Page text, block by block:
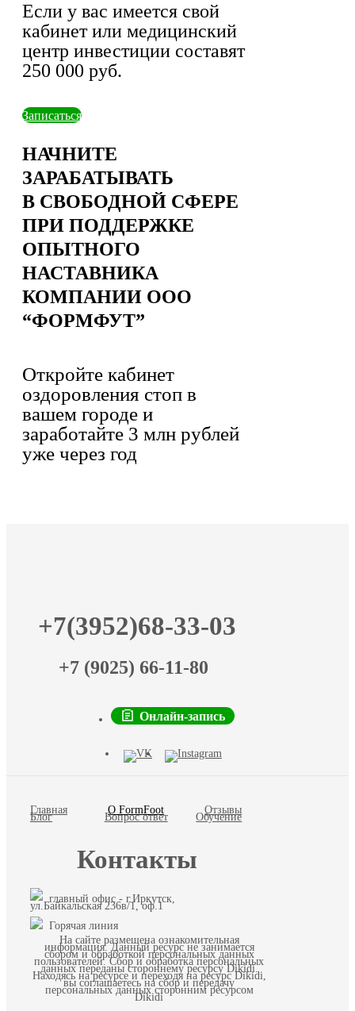
Если у вас имеется свой
кабинет или медицинский
центр инвестиции составят
250 000 руб.
Записаться
НАЧНИТЕ
ЗАРАБАТЫВАТЬ
В СВОБОДНОЙ СФЕРЕ
ПРИ ПОДДЕРЖКЕ
ОПЫТНОГО
НАСТАВНИКА
КОМПАНИИ ООО
“ФОРМФУТ”
Откройте кабинет
оздоровления стоп в
вашем городе и
заработайте 3 млн рублей
уже через год
+7(3952)68-33-03
+7 (9025) 66-11-80
Онлайн-запись
Главная О FormFoot Отзывы
Блог Вопрос ответ Обучение
Контакты
главный офис - г.Иркутск,
ул.Байкальская 236в/1, оф.1
Горячая линия
На сайте размещена ознакомительная
информация. Данный ресурс не занимается
сбором и обработкой персональных данных
пользователей. Сбор и обработка персональных
данных переданы стороннему ресурсу Dikidi.
Находясь на ресурсе и переходя на ресурс Dikidi,
вы соглашаетесь на сбор и передачу
персональных данных сторонним ресурсом
Dikidi